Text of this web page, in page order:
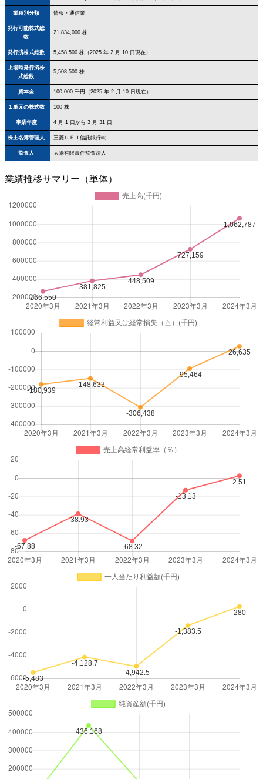
業種別分類 情報・通信業
発行可能株式総
数
21,834,000 株
発行済株式総数 5,458,500 株（2025 年 2 月 10 日現在）
上場時発行済株
式総数
5,508,500 株
資本金 100,000 千円（2025 年 2 月 10 日現在）
１単元の株式数 100 株
事業年度 4 月 1 日から 3 月 31 日
株主名簿管理人 三菱ＵＦＪ信託銀行㈱
監査人 太陽有限責任監査法人
業績推移サマリー（単体）